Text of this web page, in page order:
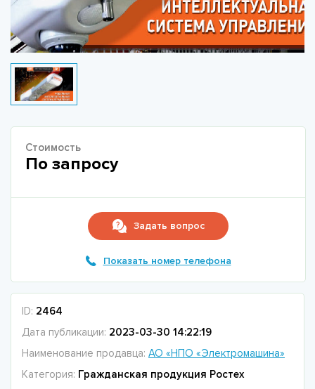
Стоимость
По запросу
Задать вопрос
Показать номер телефона
ID: 2464
Дата публикации: 2023-03-30 14:22:19
Наименование продавца: АО «НПО «Электромашина»
Категория: Гражданская продукция Ростех